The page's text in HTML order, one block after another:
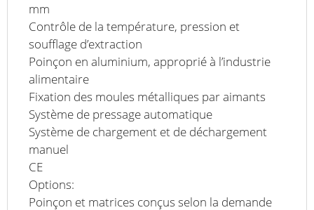
mm
Contrôle de la température, pression et
soufflage d’extraction
Poinçon en aluminium, approprié à l’industrie
alimentaire
Fixation des moules métalliques par aimants
Système de pressage automatique
Système de chargement et de déchargement
manuel
CE
Options:
Poinçon et matrices conçus selon la demande